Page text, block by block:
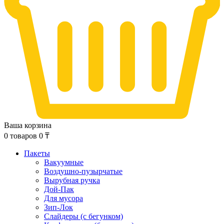
Ваша корзина
0 товаров 0 ₸
Пакеты
Вакуумные
Воздушно-пузырчатые
Вырубная ручка
Дой-Пак
Для мусора
Зип-Лок
Слайдеры (с бегунком)